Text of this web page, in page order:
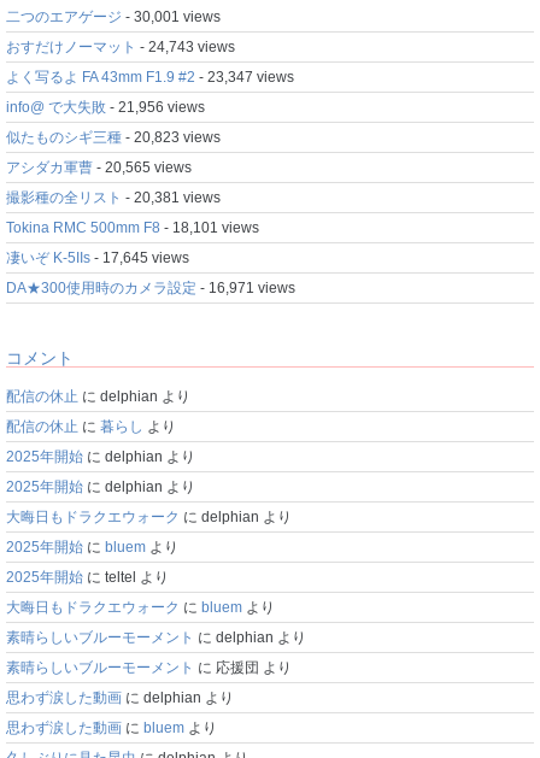
二つのエアゲージ - 30,001 views
おすだけノーマット - 24,743 views
よく写るよ FA 43mm F1.9 #2 - 23,347 views
info@ で大失敗 - 21,956 views
似たものシギ三種 - 20,823 views
アシダカ軍曹 - 20,565 views
撮影種の全リスト - 20,381 views
Tokina RMC 500mm F8 - 18,101 views
凄いぞ K-5IIs - 17,645 views
DA★300使用時のカメラ設定 - 16,971 views
コメント
配信の休止 に delphian より
配信の休止 に 暮らし より
2025年開始 に delphian より
2025年開始 に delphian より
大晦日もドラクエウォーク に delphian より
2025年開始 に bluem より
2025年開始 に teltel より
大晦日もドラクエウォーク に bluem より
素晴らしいブルーモーメント に delphian より
素晴らしいブルーモーメント に 応援団 より
思わず涙した動画 に delphian より
思わず涙した動画 に bluem より